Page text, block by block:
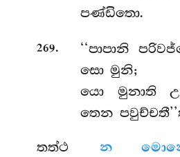
පණ්ඩිතො.
269. ‘‘පාපානි
සො මුනි;
යො මුනාති
තෙන
තත්ථන